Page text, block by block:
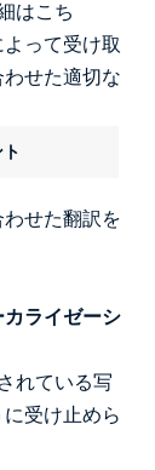
はこち
って受け取
せた適切な
せた翻訳を
ライゼーシ
れている写
受け止めら